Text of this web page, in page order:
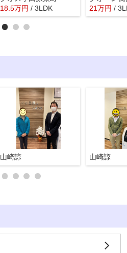
18.5万円 / 3LDK
21万円 /
山崎諒 山崎諒